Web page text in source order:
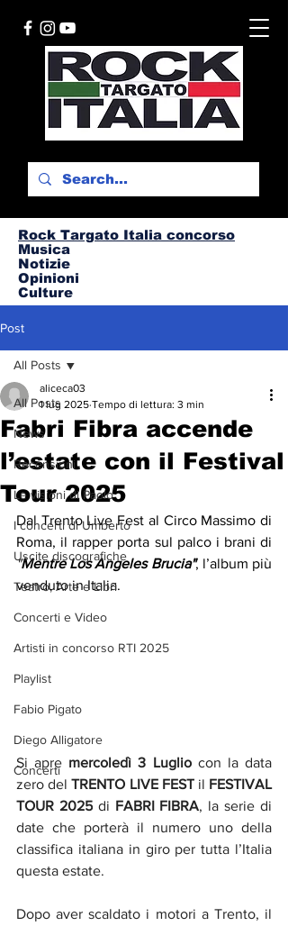
Rock Targato Italia concorso
Musica
Notizie
Opinioni
Culture
Post
All Posts
News
Recensioni
Le visioni di Paolo
I concerti di Umberto
Uscite discografiche
Teatro, Arte e Libri
Concerti e Video
Artisti in concorso RTI 2025
Playlist
Fabio Pigato
Diego Alligatore
Concerti
All Posts
Fabri Fibra accende
l’estate con il Festival
Tour 2025
aliceca03
1 lug 2025 Tempo di lettura: 3 min
Dal Trento Live Fest al Circo Massimo di
"Mentre Los Angeles Brucia", l’album più
venduto in Italia.
Si apre mercoledì 3 Luglio con la data
zero del TRENTO LIVE FEST il FESTIVAL
TOUR 2025 di FABRI FIBRA, la serie di
date che porterà il numero uno della
classifica italiana in giro per tutta l’Italia
questa estate.
Dopo aver scaldato i motori a Trento, il